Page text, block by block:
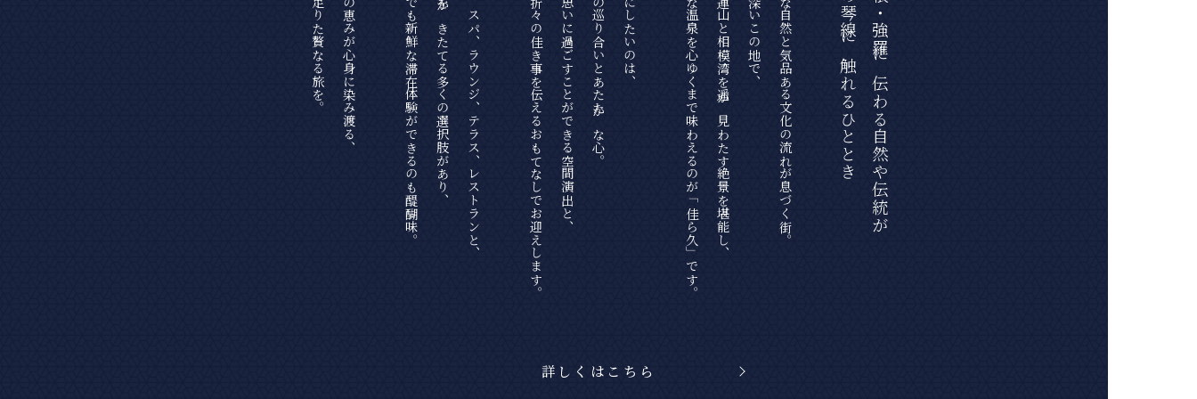
箱根・強羅に伝わる自然や伝統が
心の琴線に触れるひととき
豊かな自然と気品ある文化の流れが息づく街。
歴史深いこの地で、
箱根連山と相模湾を遥か見わたす絶景を堪能し、
多彩な温泉を心ゆくまで味わえるのが「佳ら久」です。
大切にしたいのは、
数多の巡り合いとあたたかな心。
思い思いに過ごすことができる空間演出と、
四季折々の佳き事を伝えるおもてなしでお迎えします。
温泉、スパ、ラウンジ、テラス、レストランと、
旅情をかきたてる多くの選択肢があり、
いつでも新鮮な滞在体験ができるのも醍醐味。
自然の恵みが心身に染み渡る、
満ち足りた贅なる旅を。
詳しくはこちら